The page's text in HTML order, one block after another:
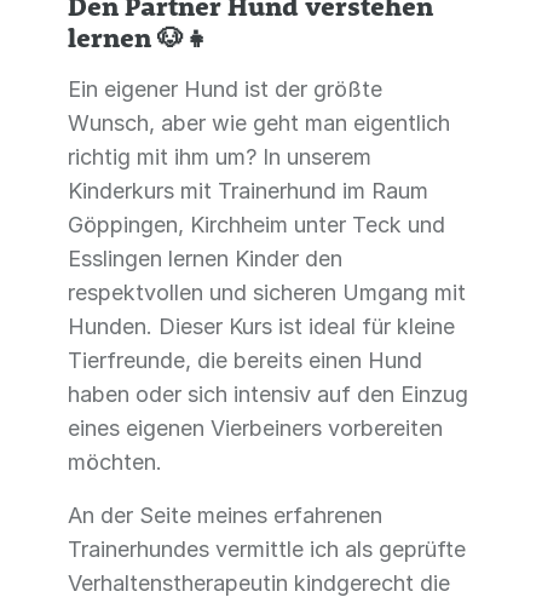
lernen 🐶👧
Ein eigener Hund ist der größte
Wunsch, aber wie geht man eigentlich
richtig mit ihm um? In unserem
Kinderkurs mit Trainerhund im Raum
Göppingen, Kirchheim unter Teck und
Esslingen lernen Kinder den
respektvollen und sicheren Umgang mit
Hunden. Dieser Kurs ist ideal für kleine
Tierfreunde, die bereits einen Hund
haben oder sich intensiv auf den Einzug
eines eigenen Vierbeiners vorbereiten
möchten.
An der Seite meines erfahrenen
Trainerhundes vermittle ich als geprüfte
Verhaltenstherapeutin kindgerecht die